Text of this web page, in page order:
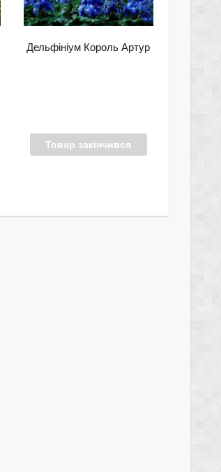
Дельфініум Король Артур
Товар закінчився